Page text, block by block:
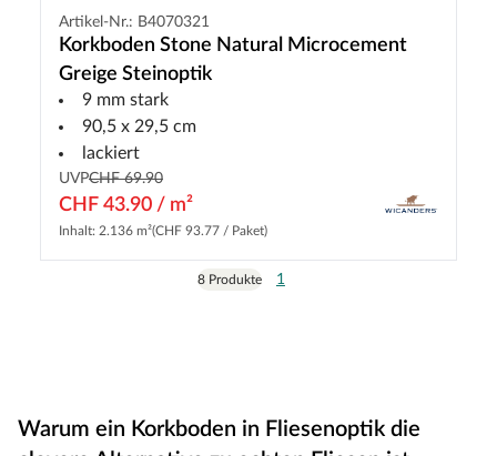
Artikel-Nr.: B4070321
Korkboden Stone Natural Microcement
Greige Steinoptik
9 mm stark
90,5 x 29,5 cm
lackiert
UVPCHF 69.90
CHF 43.90 / m²
Inhalt: 2.136 m²(CHF 93.77 / Paket)
8 Produkte 1
Warum ein Korkboden in Fliesenoptik die